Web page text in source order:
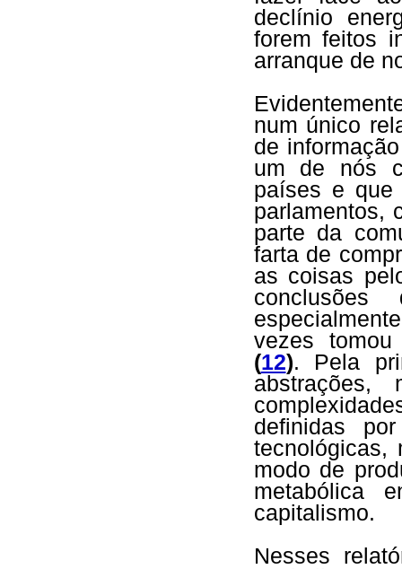
declínio
forem feitos
arranque de
num único
de
um de nós
países e
parlamentos,
parte da
farta de
as coisas
conclusões
vezes
(12). Pela
abstrações,
definidas
tecnológicas,
modo de
metabólica
capitalismo.
Nesses